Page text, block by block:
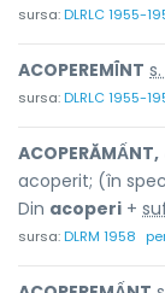
sursa:DLRLC 1955-
ACOPEREMÎ́NT
sursa:DLRLC 1955-
ACOPERĂMẤNT,
acoperit; (în
Din acoperi +
sursa:DLRM 1958